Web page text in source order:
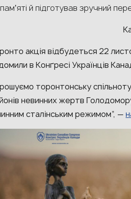
й підготував зручний
акція відбудеться 22
в Конґресі Українців
торонтонську
невинних жертв
сталінським режимом”, —